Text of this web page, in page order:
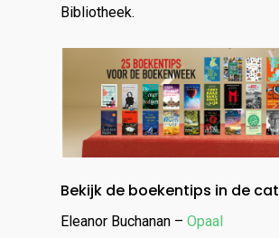
Bibliotheek.
Bekijk de boekentips in de
Eleanor Buchanan –Opaal